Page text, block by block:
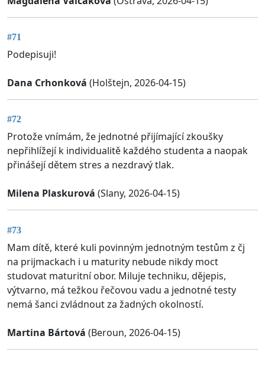
#71
Podepisuji!
Dana Crhonková (Holštejn, 2026-04-15)
#72
Protože vnímám, že jednotné přijímající zkoušky
nepřihlížejí k individualitě každého studenta a naopak
přinášejí dětem stres a nezdravý tlak.
Milena Plaskurová (Slany, 2026-04-15)
#73
Mam dítě, které kuli povinným jednotným testům z čj
na prijmackach i u maturity nebude nikdy moct
studovat maturitní obor. Miluje techniku, dějepis,
výtvarno, má težkou řečovou vadu a jednotné testy
nemá šanci zvládnout za žadných okolností.
Martina Bártová (Beroun, 2026-04-15)